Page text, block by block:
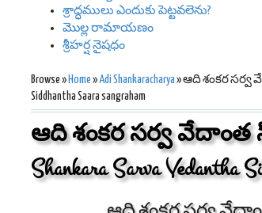
శ్రాద్ధములు ఎందుకు పెట్టవలెను?
మొల్ల రామాయణం
శ్రీహర్ష నైషధం
Browse » Home »Adi Shankaracharya » ఆది శంకర సర్వ
Siddhantha Saara sangraham
ఆది శంకర సర్వ వేదాంత
Shankara Sarva Vedantha